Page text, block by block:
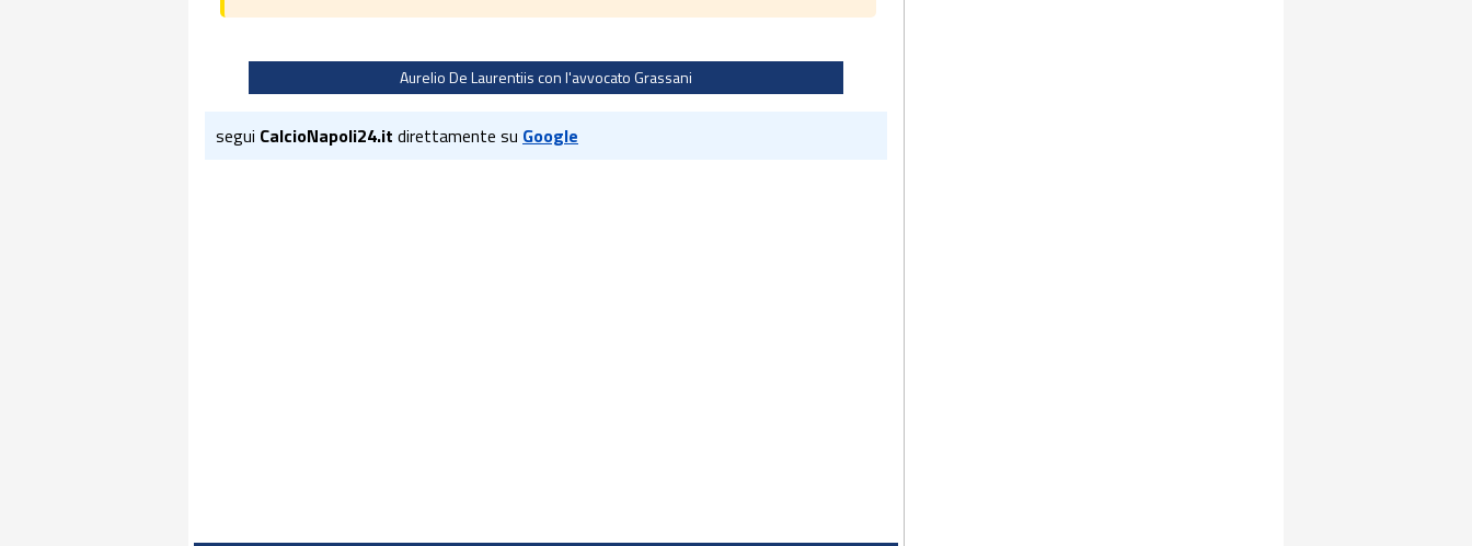
Aurelio De Laurentiis con l'avvocato Grassani
segui CalcioNapoli24.it direttamente su Google